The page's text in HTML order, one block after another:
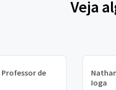
Veja
Professor de
Ioga